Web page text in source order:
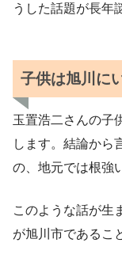
うした話題が長年
子供は旭川に
玉置浩二さんの子
します。結論から
の、地元では根強
このような話が生
が旭川市であるこ